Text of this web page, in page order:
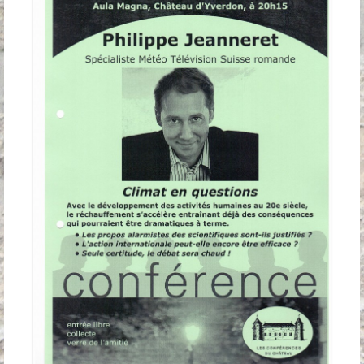
Anciennes conférences
Partenaires, Sponsors & Amis
Contact
Informations pratiques
Nous contacter